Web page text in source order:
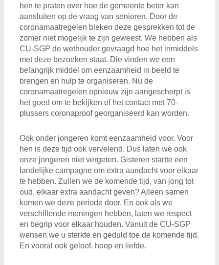
hen te praten over hoe de gemeente beter kan
aansluiten op de vraag van senioren. Door de
coronamaatregelen bleken deze gesprekken tot de
zomer niet mogelijk te zijn geweest. We hebben als
CU-SGP de wethouder gevraagd hoe het inmiddels
met deze bezoeken staat. Die vinden we een
belangrijk middel om eenzaamheid in beeld te
brengen en hulp te organiseren. Nu de
coronamaatregelen opnieuw zijn aangescherpt is
het goed om te bekijken of het contact met 70-
plussers coronaproof georganiseerd kan worden.
Ook onder jongeren komt eenzaamheid voor. Voor
hen is deze tijd ook vervelend. Dus laten we ook
onze jongeren niet vergeten. Gisteren startte een
landelijke campagne om extra aandacht voor elkaar
te hebben. Zullen we de komende tijd, van jong tot
oud, elkaar extra aandacht geven? Alleen samen
komen we deze periode door. En ook als we
verschillende meningen hebben, laten we respect
en begrip voor elkaar houden. Vanuit de CU-SGP
wensen we u sterkte en geduld toe de komende tijd.
En vooral ook geloof, hoop en liefde.